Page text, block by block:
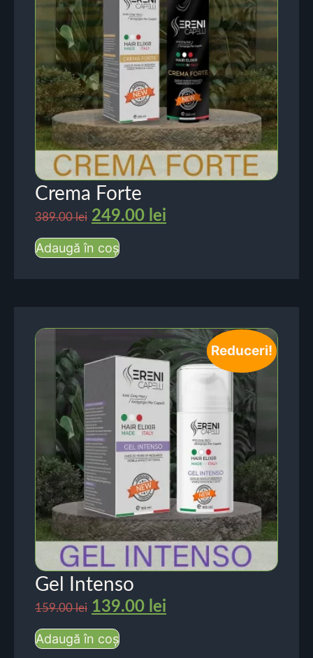
Crema Forte
389.00lei 249.00 lei
Adaugă în coș
Reduceri!
Gel Intenso
159.00lei 139.00 lei
Adaugă în coș